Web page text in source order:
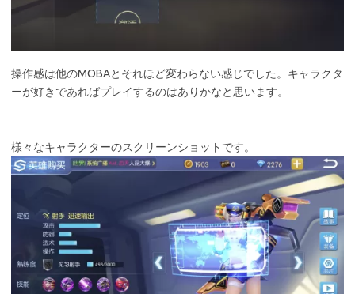
操作感は他のMOBAとそれほど変わらない感じでした。キャラクタ
ーが好きであればプレイするのはありかなと思います。
様々なキャラクターのスクリーンショットです。